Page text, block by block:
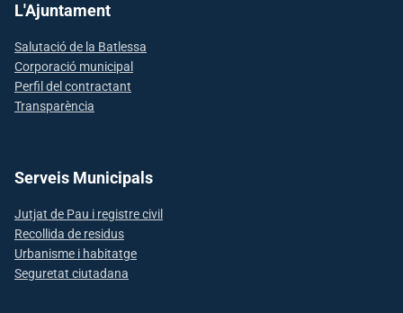
L'Ajuntament
Salutació de la Batlessa
Corporació municipal
Perfil del contractant
Transparència
Serveis Municipals
Jutjat de Pau i registre civil
Recollida de residus
Urbanisme i habitatge
Seguretat ciutadana